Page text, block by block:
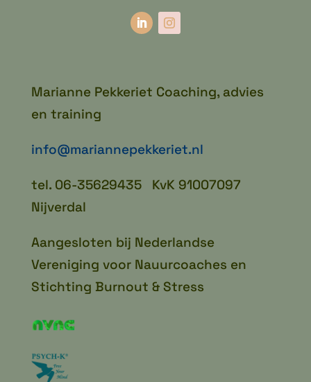
Marianne Pekkeriet Coaching, advies
en training
info@mariannepekkeriet.nl
tel. 06-35629435 KvK 91007097
Nijverdal
Aangesloten bij Nederlandse
Vereniging voor Nauurcoaches en
Stichting Burnout & Stress